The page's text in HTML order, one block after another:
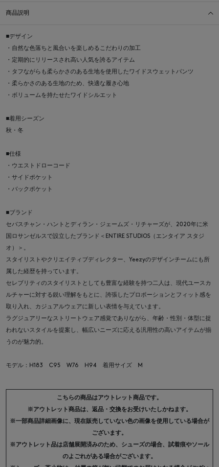
商品説明
■デザイン
・自然な色落ちと風合いを楽しめるこだわりの加工
・定期的にリリースされ高い人気を誇るアイテム
・タフながらも柔らかさのある生地を使用したワイドスウェットパンツ
・柔らかさのある生地のため、快適な履き心地
・ボリュームを持たせたワイドシルエット
■着用シーズン
秋・冬
■仕様
・ウエストドローコード
・サイドポケット
・バックポケット
■ブランド
セバスチャン・ハントとディラン・ジェームズ・リチャーズが、2020年に米
国ロサンゼルスで設立したブランド＜ENTIRE STUDIOS（エンタイア スタジ
オ）＞。
スタイリストやクリエイティブディレクター、Yeezyのデザインチームにも所
属した経歴を持っています。
セレブリティのスタイリストとしても豊富な経験を持つ二人は、現代ユースカ
ルチャーに対する鋭い理解をもとに、誇張したプロポーションとフィット感を
取り入れ、カジュアルウェアに新しい表情を与えています。
ラグジュアリーなストリートウェア感覚でありながら、年齢・性別・体型に捉
われないスタイルを提案し、幅広いニーズに応える汎用性の高いアイテムが揃
うのが魅力的。
モデル：H183 C95 W76 H94 着用サイズ M
こちらの商品はアウトレット商品です。
※アウトレット商品は、返品・交換をお受けいたしかねます。
※一部商品詳細画像に、現在販売していない色の画像を使用している場合が
ございます。
※アウトレット品は店舗展開済みのため、シューズの場合、試着痕やソール
のよごれがある場合がございます。